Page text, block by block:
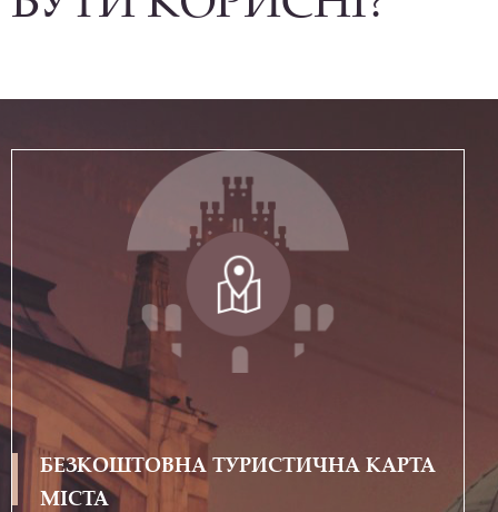
БЕЗКОШТОВНА ТУРИСТИЧНА КАРТА
МІСТА